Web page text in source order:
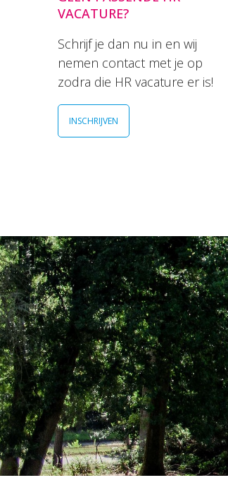
VACATURE?
Schrijf je dan nu in en wij
nemen contact met je op
zodra die HR vacature er is!
INSCHRIJVEN